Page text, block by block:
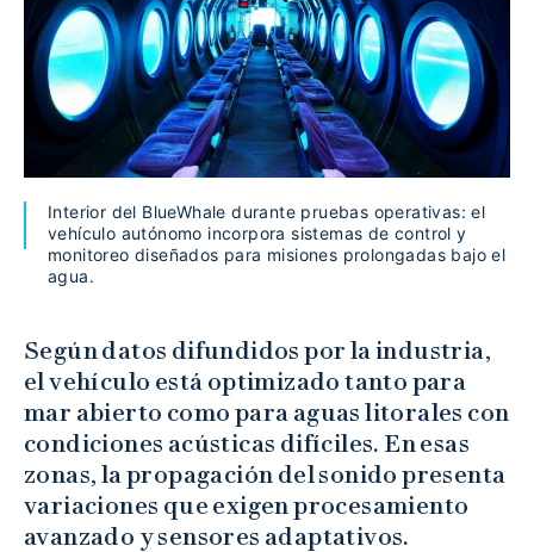
Interior del BlueWhale durante pruebas operativas: el
vehículo autónomo incorpora sistemas de control y
monitoreo diseñados para misiones prolongadas bajo el
agua.
Según datos difundidos por la industria,
el vehículo está optimizado tanto para
mar abierto como para aguas litorales con
condiciones acústicas difíciles. En esas
zonas, la propagación del sonido presenta
variaciones que exigen procesamiento
avanzado y sensores adaptativos.